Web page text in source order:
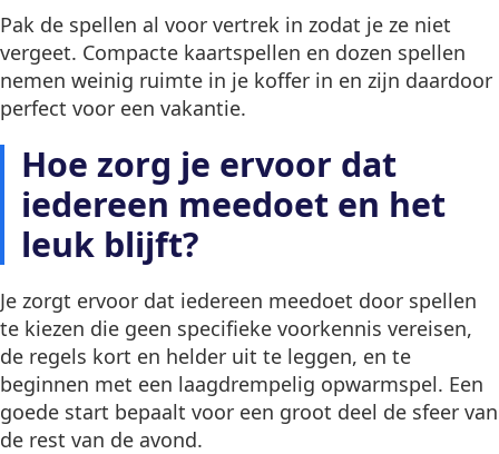
Pak de spellen al voor vertrek in zodat je ze niet
vergeet. Compacte kaartspellen en dozen spellen
nemen weinig ruimte in je koffer in en zijn daardoor
perfect voor een vakantie.
Hoe zorg je ervoor dat
iedereen meedoet en het
leuk blijft?
Je zorgt ervoor dat iedereen meedoet door spellen
te kiezen die geen specifieke voorkennis vereisen,
de regels kort en helder uit te leggen, en te
beginnen met een laagdrempelig opwarmspel. Een
goede start bepaalt voor een groot deel de sfeer van
de rest van de avond.